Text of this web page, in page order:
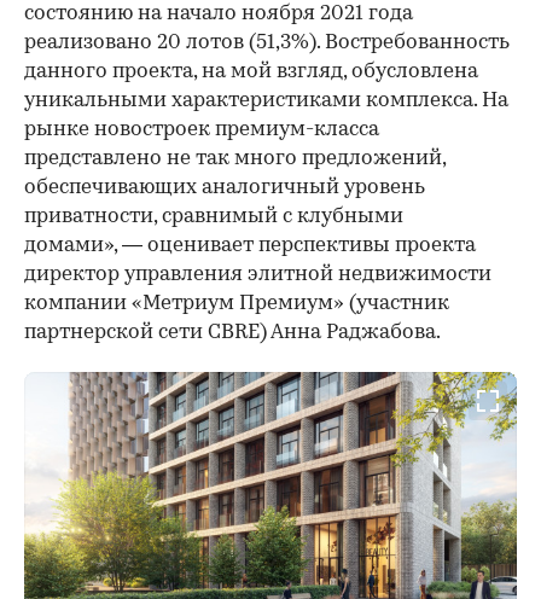
состоянию на начало ноября 2021 года
реализовано 20 лотов (51,3%). Востребованность
данного проекта, на мой взгляд, обусловлена
уникальными характеристиками комплекса. На
рынке новостроек премиум-класса
представлено не так много предложений,
обеспечивающих аналогичный уровень
приватности, сравнимый с клубными
домами», — оценивает перспективы проекта
директор управления элитной недвижимости
компании «Метриум Премиум» (участник
партнерской сети CBRE) Анна Раджабова.